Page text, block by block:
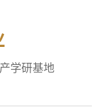
学研基地